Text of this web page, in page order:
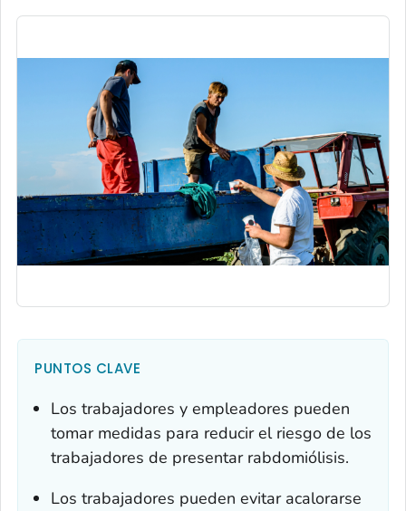
PUNTOS CLAVE
Los trabajadores y empleadores pueden
tomar medidas para reducir el riesgo de los
trabajadores de presentar rabdomiólisis.
Los trabajadores pueden evitar acalorarse